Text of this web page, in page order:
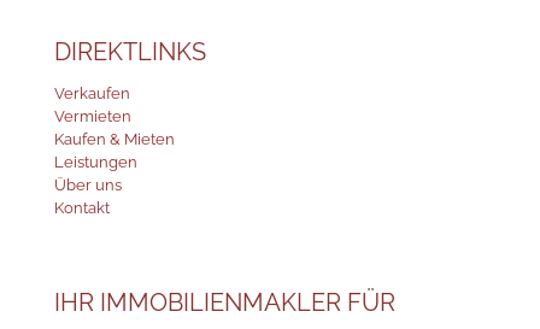
DIREKTLINKS
Verkaufen
Vermieten
Kaufen & Mieten
Leistungen
Über uns
Kontakt
IHR IMMOBILIENMAKLER FÜR